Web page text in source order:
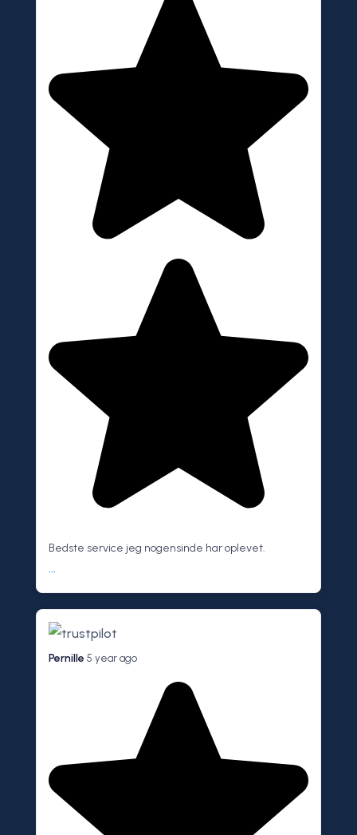
Bedste service jeg nogensinde har oplevet.
...
Pernille 5 year ago